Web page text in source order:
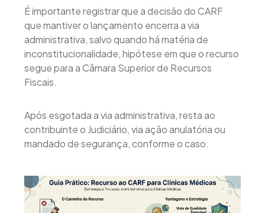
É importante registrar que a decisão do CARF
que mantiver o lançamento encerra a via
administrativa, salvo quando há matéria de
inconstitucionalidade, hipótese em que o recurso
segue para a Câmara Superior de Recursos
Fiscais.
Após esgotada a via administrativa, resta ao
contribuinte o Judiciário, via ação anulatória ou
mandado de segurança, conforme o caso.